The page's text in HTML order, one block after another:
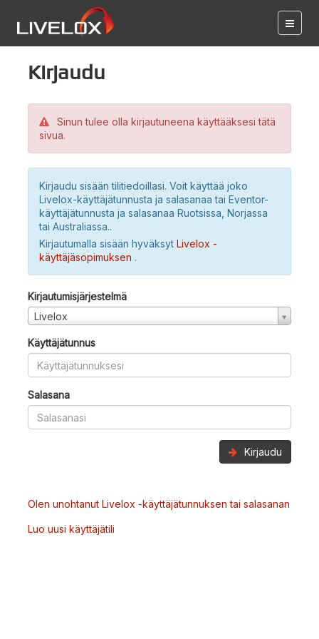
Kirjaudu
Sinun tulee olla kirjautuneena käyttääksesi tätä
sivua.
Kirjaudu sisään tilitiedoillasi. Voit käyttää joko
Livelox-käyttäjätunnusta ja salasanaa tai Eventor-
käyttäjätunnusta ja salasanaa Ruotsissa, Norjassa
tai Australiassa..
Kirjautumalla sisään hyväksyt Livelox -
käyttäjäsopimuksen .
Kirjautumisjärjestelmä
Livelox
Käyttäjätunnus
Salasana
Kirjaudu
Olen unohtanut Livelox -käyttäjätunnuksen tai salasanan
Luo uusi käyttäjätili